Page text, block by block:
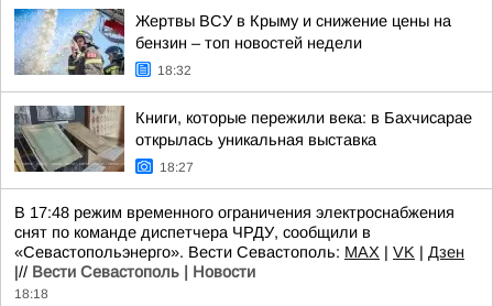
Жертвы ВСУ в Крыму и снижение цены на
бензин – топ новостей недели
18:32
Книги, которые пережили века: в Бахчисарае
открылась уникальная выставка
18:27
В 17:48 режим временного ограничения электроснабжения
снят по команде диспетчера ЧРДУ, сообщили в
«Севастопольэнерго». Вести Севастополь: MAX | VK | Дзен
|// Вести Севастополь | Новости
18:18